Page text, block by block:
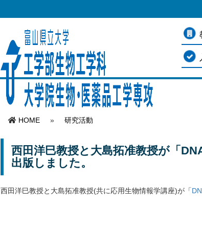
HOME » 研究活動
西田洋巳教授と大島拓准教授が「
出版しました。
西田洋巳教授と大島拓准教授(共に応用生物情報学講座)が「